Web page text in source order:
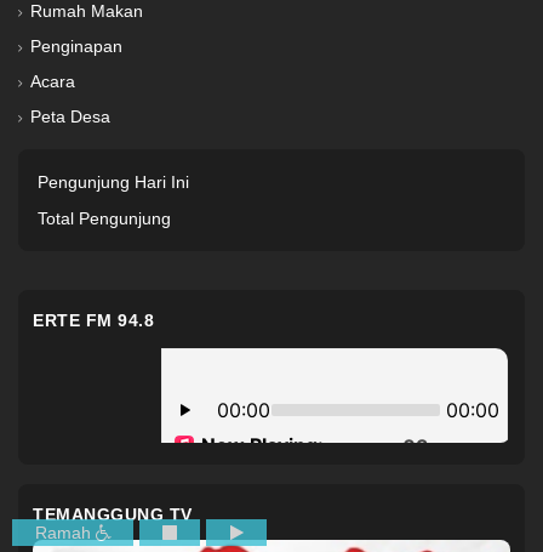
Rumah Makan
Penginapan
Acara
Peta Desa
Pengunjung Hari Ini
Total Pengunjung
ERTE FM 94.8
TEMANGGUNG TV
Ramah